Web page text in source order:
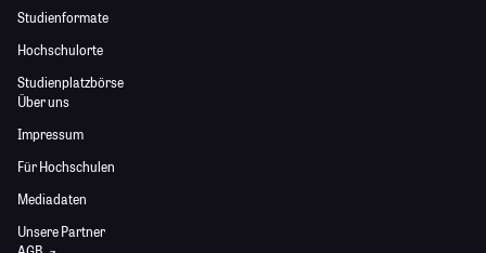
Studienformate
Hochschulorte
Studienplatzbörse
Über uns
Impressum
Für Hochschulen
Mediadaten
Unsere Partner